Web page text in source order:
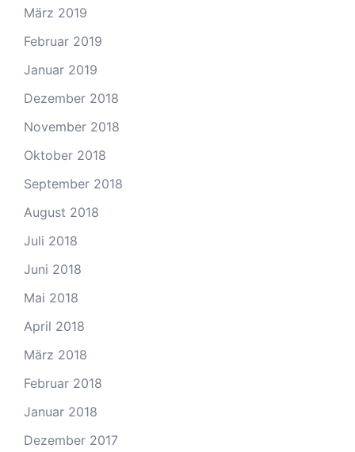
März 2019
Februar 2019
Januar 2019
Dezember 2018
November 2018
Oktober 2018
September 2018
August 2018
Juli 2018
Juni 2018
Mai 2018
April 2018
März 2018
Februar 2018
Januar 2018
Dezember 2017